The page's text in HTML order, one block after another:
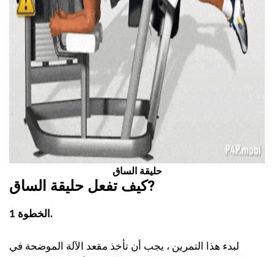
حليقة الساق
كيف تفعل حليقة الساق ?
الخطوة 1.
لبدء هذا التمرين ، يجب أن تأخذ مقعد الآلة الموضحة في